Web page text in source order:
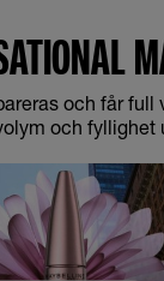
och får full
och fyllighet